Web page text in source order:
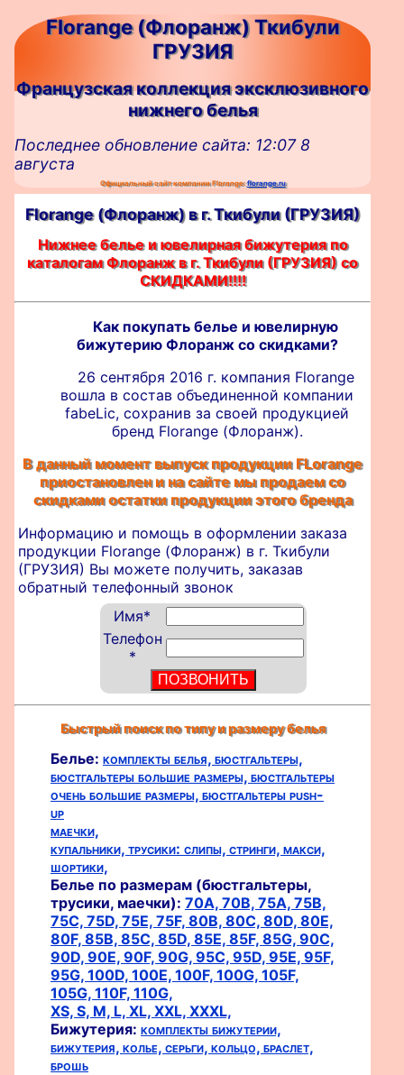
Florange (Флоранж) Ткибули
ГРУЗИЯ
Французская коллекция эксклюзивного
нижнего белья
Последнее обновление сайта: 12:07 8
августа
Официальный сайт компании Florange:florange.ru
Florange (Флоранж) в г. Ткибули (ГРУЗИЯ)
Нижнее белье и ювелирная бижутерия по
каталогам Флоранж в г. Ткибули (ГРУЗИЯ) со
СКИДКАМИ!!!!
Как покупать белье и ювелирную
бижутерию Флоранж со скидками?
26 сентября 2016 г. компания Florange
вошла в состав объединенной компании
fabeLic, сохранив за своей продукцией
бренд Florange (Флоранж).
В данный момент выпуск продукции FLorange
приостановлен и на сайте мы продаем со
скидками остатки продукции этого бренда
Информацию и помощь в оформлении заказа
продукции Florange (Флоранж) в г. Ткибули
(ГРУЗИЯ) Вы можете получить, заказав
обратный телефонный звонок
Имя*
Телефон
*
Быстрый поиск по типу и размеру белья
Белье: комплекты белья, бюстгальтеры,
бюстгальтеры большие размеры, бюстгальтеры
очень большие размеры, бюстгальтеры push-
up
маечки,
купальники, трусики: слипы, стринги, макси,
шортики,
Белье по размерам (бюстгальтеры,
трусики, маечки): 70A, 70B, 75A, 75B,
75C, 75D, 75E, 75F, 80B, 80C, 80D, 80E,
80F, 85B, 85C, 85D, 85E, 85F, 85G, 90C,
90D, 90E, 90F, 90G, 95C, 95D, 95E, 95F,
95G, 100D, 100E, 100F, 100G, 105F,
105G, 110F, 110G,
XS, S, M, L, XL, XXL, XXXL,
Бижутерия: комплекты бижутерии,
бижутерия, колье, серьги, кольцо, браслет,
брошь